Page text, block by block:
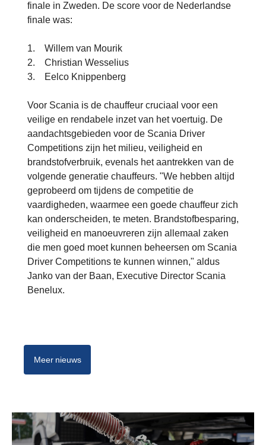
finale in Zweden. De score voor de Nederlandse
finale was:
1. Willem van Mourik
2. Christian Wesselius
3. Eelco Knippenberg
Voor Scania is de chauffeur cruciaal voor een
veilige en rendabele inzet van het voertuig. De
aandachtsgebieden voor de Scania Driver
Competitions zijn het milieu, veiligheid en
brandstofverbruik, evenals het aantrekken van de
volgende generatie chauffeurs. "We hebben altijd
geprobeerd om tijdens de competitie de
vaardigheden, waarmee een goede chauffeur zich
kan onderscheiden, te meten. Brandstofbesparing,
veiligheid en manoeuvreren zijn allemaal zaken
die men goed moet kunnen beheersen om Scania
Driver Competitions te kunnen winnen," aldus
Janko van der Baan, Executive Director Scania
Benelux.
Meer nieuws